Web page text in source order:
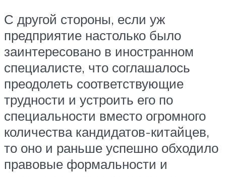
С другой стороны, если уж
предприятие настолько было
заинтересовано в иностранном
специалисте, что соглашалось
преодолеть соответствующие
трудности и устроить его по
специальности вместо огромного
количества кандидатов-китайцев,
то оно и раньше успешно обходило
правовые формальности и